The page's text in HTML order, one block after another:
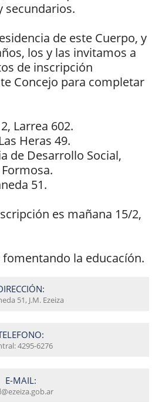
secundarios.
de este Cuerpo, y
los y las invitamos a
de inscripción
Concejo para completar
Larrea 602.
Heras 49.
de Desarrollo Social,
51.
es mañana 15/2,
fomentando la educacíón.
51, J.M. Ezeiza
4295-6276
E-MAIL: